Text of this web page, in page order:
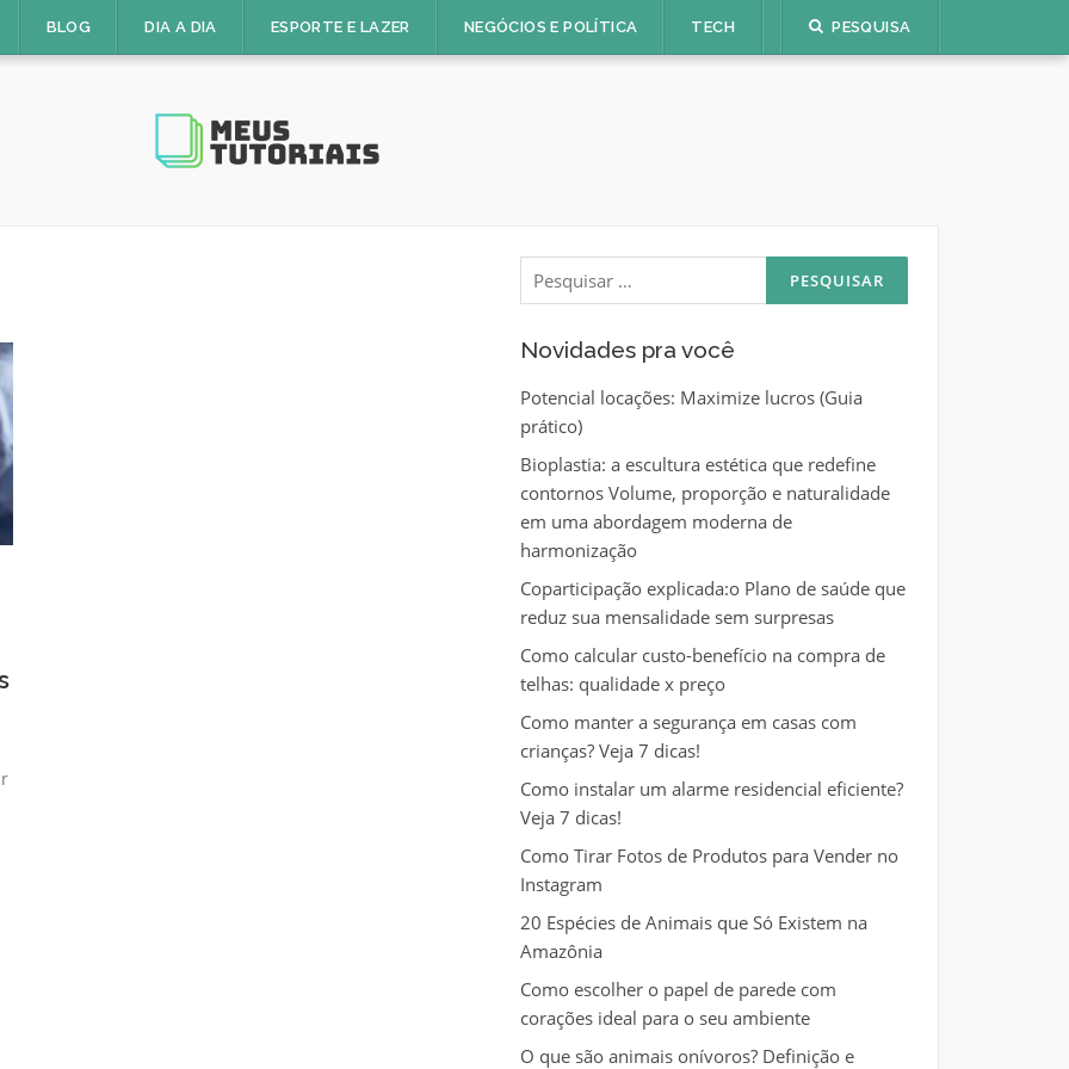
BLOG DIA A DIA ESPORTE E LAZER NEGÓCIOS E POLÍTICA TECH PESQUISA
Pesquisar
por:
Novidades pra você
Potencial locações: Maximize lucros (Guia
prático)
Bioplastia: a escultura estética que redefine
contornos Volume, proporção e naturalidade
em uma abordagem moderna de
harmonização
Coparticipação explicada:o Plano de saúde que
reduz sua mensalidade sem surpresas
Como calcular custo-benefício na compra de
telhas: qualidade x preço
Como manter a segurança em casas com
crianças? Veja 7 dicas!
Como instalar um alarme residencial eficiente?
Veja 7 dicas!
Como Tirar Fotos de Produtos para Vender no
Instagram
20 Espécies de Animais que Só Existem na
Amazônia
Como escolher o papel de parede com
corações ideal para o seu ambiente
O que são animais onívoros? Definição e